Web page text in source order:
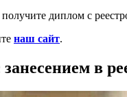
диплом с
наш сайт.
в